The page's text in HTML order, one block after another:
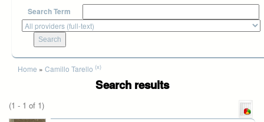
Search Term
You are here
Home » Camillo Tarello (x)
Search results
(1 - 1 of 1)